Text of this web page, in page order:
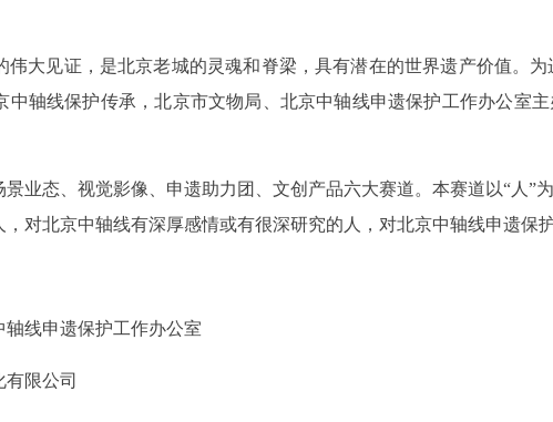
见证，是北京老城的灵魂和脊梁，具有潜在的世界遗产价值。为
轴线保护传承，北京市文物局、北京中轴线申遗保护工作办公室
态、视觉影像、申遗助力团、文创产品六大赛道。本赛道以“人”
对北京中轴线有深厚感情或有很深研究的人，对北京中轴线申遗保
线申遗保护工作办公室
限公司